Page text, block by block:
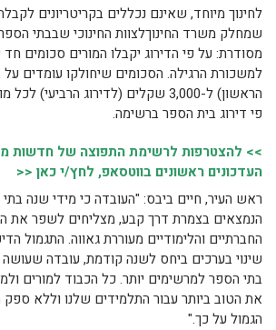
לחינוך מיוחד, שאינם נכללים בקריטריונים
שמחלק משרד החינוךלצוות החינוכי שבבתי
מסודרת: על פי הדירוג יקבלו המורים סכומים
הראשון) ל-3,000 שקלים (לדירוג
פי דירוג בית הספר ברשימה.
>> להצטרפות לרשימת התפוצה של חדשות
העדכונים ראשונים בווטסאפ, לחץ/י כאן <<
ראש העיר, חיים ביבס: "העובדה כי מידי שנה
הנמצאים בצמרת דרך קבע, מצליחים לשפר את
החברתיים והלימודיים מעוררת גאווה. התגמול
שינוי בערכים ביחס לשנה קודמת, עובדה
בתי הספר למרשימים יותר. כל הכבוד למורים
את הטוב ביותר עבור התלמידים שלנו וללא
הגמול על כך."